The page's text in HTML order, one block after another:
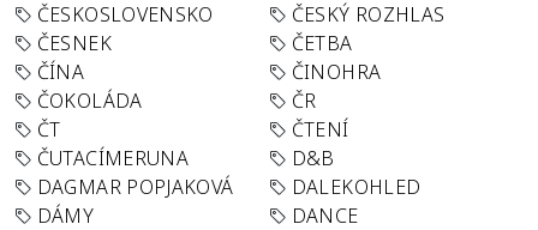
ČESKOSLOVENSKO
ČESKÝ ROZHLAS
ČESNEK
ČETBA
ČÍNA
ČINOHRA
ČOKOLÁDA
ČR
ČT
ČTENÍ
ČUTACÍMERUNA
D&B
DAGMAR POPJAKOVÁ
DALEKOHLED
DÁMY
DANCE